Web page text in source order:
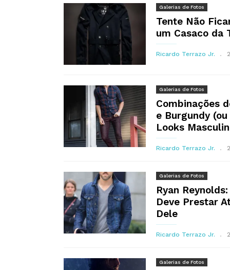
Galerias de Fotos
Tente Não
um Casaco da
Ricardo Terrazo Jr.
Galerias de Fotos
Combinações
e Burgundy
Looks
Ricardo Terrazo Jr.
Galerias de Fotos
Ryan
Deve Prestar
Dele
Ricardo Terrazo Jr.
Galerias de Fotos